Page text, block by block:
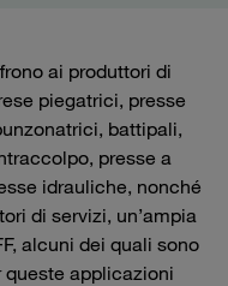
ai produttori di
piegatrici, presse
battipali,
presse a
idrauliche, nonché
di servizi, un’ampia
alcuni dei quali sono
applicazioni